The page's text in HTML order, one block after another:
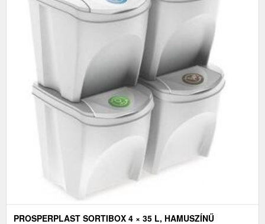
PROSPERPLAST SORTIBOX 4 × 35 L, HAMUSZÍNŰ